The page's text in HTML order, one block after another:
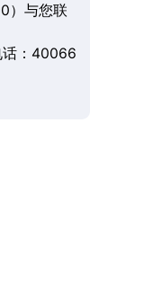
）与您联
话：40066